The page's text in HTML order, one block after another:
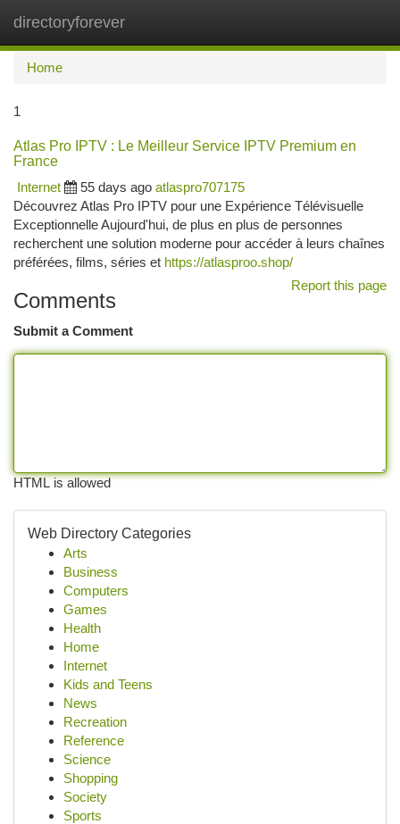
directoryforever
Home
1
Atlas Pro IPTV : Le Meilleur Service IPTV Premium en
France
Internet
55 days ago atlaspro707175
Découvrez Atlas Pro IPTV pour une Expérience Télévisuelle
Exceptionnelle Aujourd'hui, de plus en plus de personnes
recherchent une solution moderne pour accéder à leurs chaînes
préférées, films, séries et https://atlasproo.shop/
Report this page
Comments
Submit a Comment
HTML is allowed
Web Directory Categories
Arts
Business
Computers
Games
Health
Home
Internet
Kids and Teens
News
Recreation
Reference
Science
Shopping
Society
Sports